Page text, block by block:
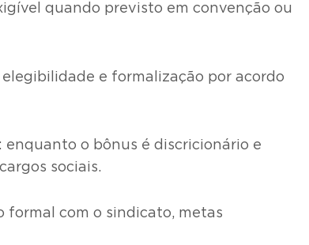
quando previsto em convenção ou
e formalização por acordo
o bônus é discricionário e
sociais.
formal com o sindicato, metas